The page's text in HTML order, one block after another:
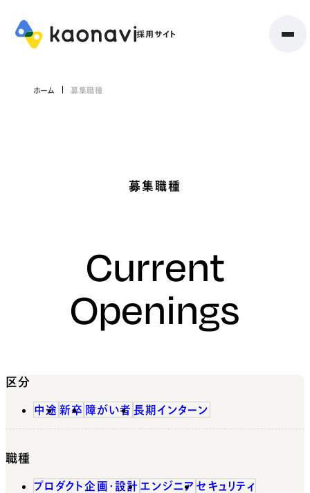
ホーム 募集職種
募集職種
Current
Openings
区分
中途 新卒 障がい者 長期インターン
職種
プロダクト企画・設計 エンジニア セキュリティ